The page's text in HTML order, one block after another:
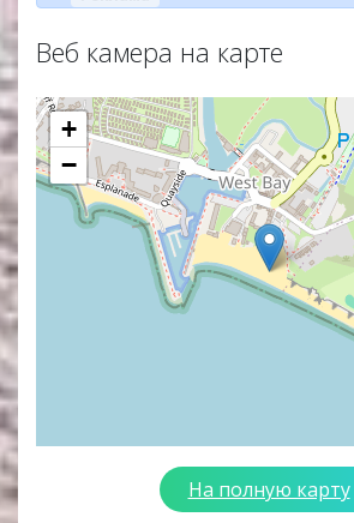
Веб камера на карте
+
−
На полную карту